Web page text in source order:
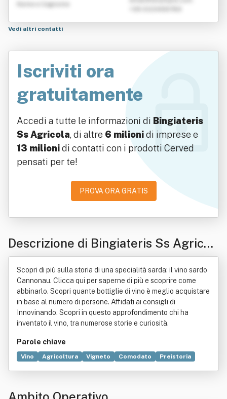
Nome e Cognome
Vedi altri contatti
Iscriviti ora
gratuitamente
Accedi a tutte le informazioni di Bingiateris
Ss Agricola, di altre 6 milionidi imprese e
13 milionidi contatti con i prodotti Cerved
pensati per te!
PROVA ORA GRATIS
Descrizione di Bingiateris Ss Agricol
a
Scopri di più sulla storia di una specialità sarda: il vino sardo
Cannonau. Clicca qui per saperne di più e scoprire come
abbinarlo. Scopri quante bottiglie di vino è meglio acquistare
in base al numero di persone. Affidati ai consigli di
Innovinando. Scopri in questo approfondimento chi ha
inventato il vino, tra numerose storie e curiosità.
Parole chiave
Vino Agricoltura Vigneto Comodato
Preistoria
Vernaccia
Comune
Proprietà (diritto)